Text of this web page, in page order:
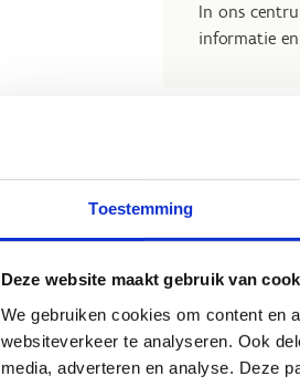
Toestemming
Deze website maakt gebruik van
We gebruiken cookies om content en
websiteverkeer te analyseren. Ook
media, adverteren en analyse. Deze
In ons
informatie
Hoe
Reserveer
we jullie om
bespreken.